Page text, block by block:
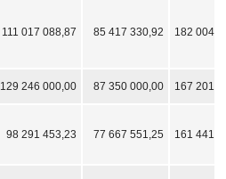
111 017 088,87 85 417 330,92 182 004
129 246 000,00 87 350 000,00 167 201
98 291 453,23 77 667 551,25 161 441